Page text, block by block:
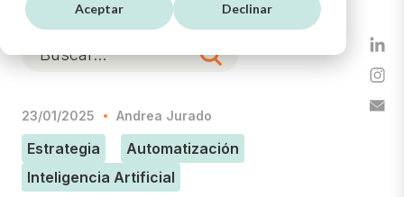
Aceptar Declinar
23/01/2025 Andrea Jurado
Estrategia
Automatización
Inteligencia Artificial